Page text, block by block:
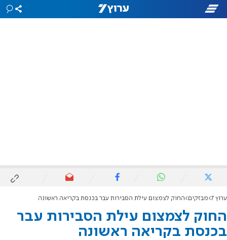
ערוץ 7 מבזקים החוק לצמצום עילת הסבירות עבר בכנסת בקריאה ראשונה
החוק לצמצום עילת הסבירות עבר
בכנסת בקריאה ראשונה